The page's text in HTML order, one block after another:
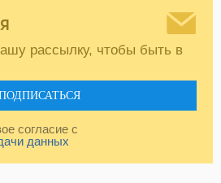
рассылку, чтобы быть в
согласие с
данных